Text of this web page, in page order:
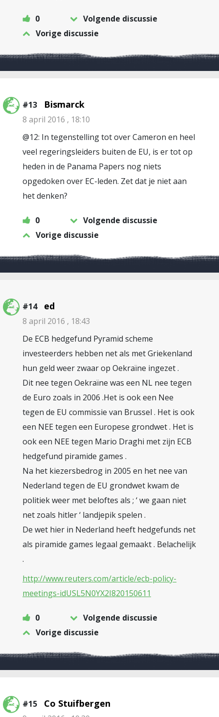
0
Volgende discussie
Vorige discussie
#13 Bismarck
8 april 2016 , 18:10
@12: In tegenstelling tot over Cameron en heel
veel regeringsleiders buiten de EU, is er tot op
heden in de Panama Papers nog niets
opgedoken over EC-leden. Zet dat je niet aan
het denken?
0
Volgende discussie
Vorige discussie
#14 ed
8 april 2016 , 18:43
De ECB hedgefund Pyramid scheme
investeerders hebben net als met Griekenland
hun geld weer zwaar op Oekraïne ingezet .
Dit nee tegen Oekraïne was een NL nee tegen
de Euro zoals in 2006 .Het is ook een Nee
tegen de EU commissie van Brussel . Het is ook
een NEE tegen een Europese grondwet . Het is
ook een NEE tegen Mario Draghi met zijn ECB
hedgefund piramide games .
Na het kiezersbedrog in 2005 en het nee van
Nederland tegen de EU grondwet kwam de
politiek weer met beloftes als ; ‘ we gaan niet
net zoals hitler ‘ landjepik spelen .
De wet hier in Nederland heeft hedgefunds net
als piramide games legaal gemaakt . Belachelijk
.
http://www.reuters.com/article/ecb-policy-
meetings-idUSL5N0YX2I820150611
0
Volgende discussie
Vorige discussie
#15 Co Stuifbergen